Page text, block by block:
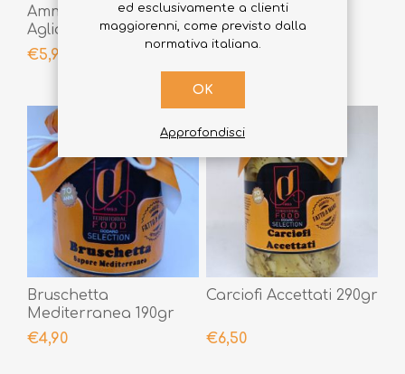
Ammazzasuocera
Aglio, Olio e
Peperoncino 190gr
€5,90
Bomba Calabrese
290gr
Bruschetta
Mediterranea 190gr
€4,90
Carciofi Accettati 290gr
€6,50
ed esclusivamente a clienti
maggiorenni, come previsto dalla
normativa italiana.
OK
Approfondisci